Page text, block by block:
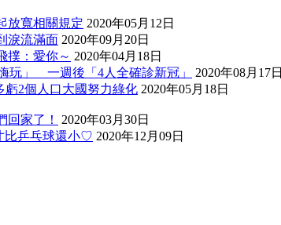
寬相關規定 2020年05月12日
淚流滿面 2020年09月20日
撲：愛你～ 2020年04月18日
玩」 一週後「4人全確診新冠」
2020年08月17日
2個人口大國努力綠化 2020年05月18日
家了！
2020年03月30日
比乒乓球還小♡ 2020年12月09日